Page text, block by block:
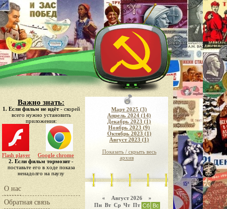
Важно знать:
1. Если фильм не идёт- скорей
всего нужно установить
приложения:
Flash player
Google chrome
2. Если фильм тормозит-
поставьте его в ходе показа
ненадолго на паузу
О нас
Обратная связь
Март 2025 (3)
Апрель 2024 (14)
Декабрь 2023 (1)
Ноябрь 2023 (9)
Октябрь 2023 (1)
Август 2023 (1)
Показать / скрыть весь
архив
« Август 2026 »
Пн Вт Ср Чт Пт Сб Вс